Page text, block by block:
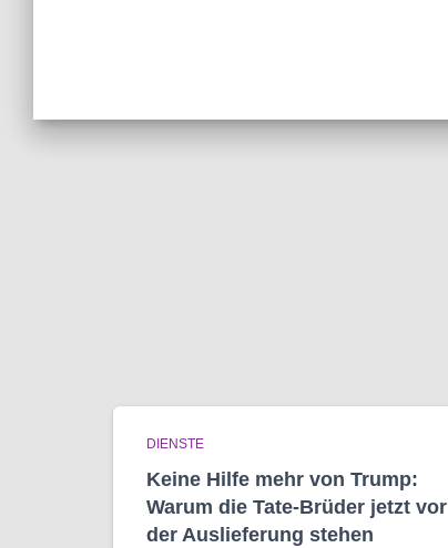
DIENSTE
Keine Hilfe mehr von Trump:
Warum die Tate-Brüder jetzt vor
der Auslieferung stehen